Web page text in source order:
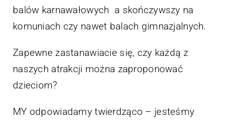
balów karnawałowych a skończywszy na
komuniach czy nawet balach gimnazjalnych.
Zapewne zastanawiacie się, czy każdą z
naszych atrakcji można zaproponować
dzieciom?
MY odpowiadamy twierdząco – jesteśmy